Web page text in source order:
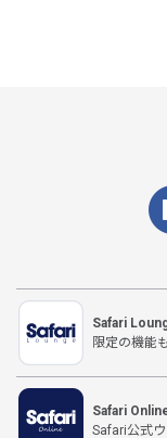
Safari
限定の機能
Safari
Safari公式